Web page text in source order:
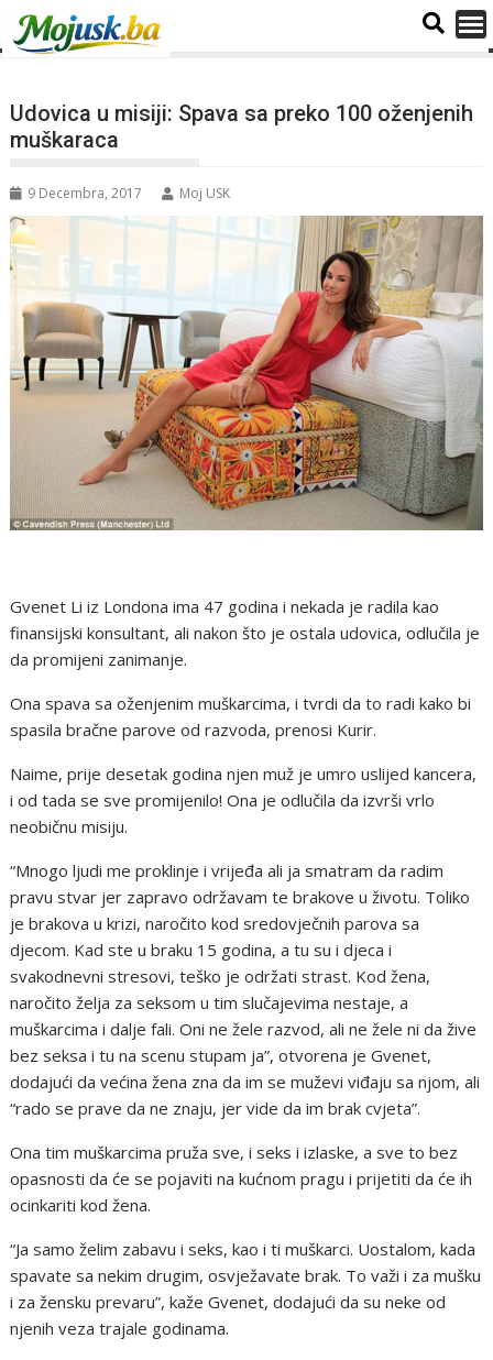
Udovica u misiji: Spava sa preko 100 oženjenih
muškaraca
9 Decembra, 2017 Moj USK
Gvenet Li iz Londona ima 47 godina i nekada je radila kao
finansijski konsultant, ali nakon što je ostala udovica, odlučila je
da promijeni zanimanje.
Ona spava sa oženjenim muškarcima, i tvrdi da to radi kako bi
spasila bračne parove od razvoda, prenosi Kurir.
Naime, prije desetak godina njen muž je umro uslijed kancera,
i od tada se sve promijenilo! Ona je odlučila da izvrši vrlo
neobičnu misiju.
“Mnogo ljudi me proklinje i vrijeđa ali ja smatram da radim
pravu stvar jer zapravo održavam te brakove u životu. Toliko
je brakova u krizi, naročito kod sredovječnih parova sa
djecom. Kad ste u braku 15 godina, a tu su i djeca i
svakodnevni stresovi, teško je održati strast. Kod žena,
naročito želja za seksom u tim slučajevima nestaje, a
muškarcima i dalje fali. Oni ne žele razvod, ali ne žele ni da žive
bez seksa i tu na scenu stupam ja”, otvorena je Gvenet,
dodajući da većina žena zna da im se muževi viđaju sa njom, ali
“rado se prave da ne znaju, jer vide da im brak cvjeta”.
Ona tim muškarcima pruža sve, i seks i izlaske, a sve to bez
opasnosti da će se pojaviti na kućnom pragu i prijetiti da će ih
ocinkariti kod žena.
“Ja samo želim zabavu i seks, kao i ti muškarci. Uostalom, kada
spavate sa nekim drugim, osvježavate brak. To važi i za mušku
i za žensku prevaru”, kaže Gvenet, dodajući da su neke od
njenih veza trajale godinama.